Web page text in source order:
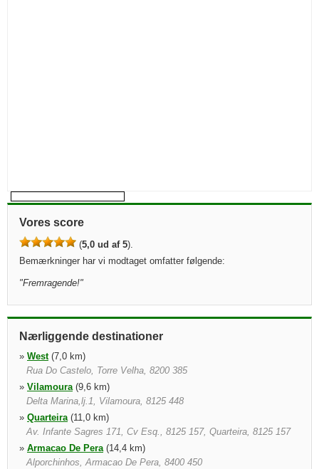
Vores score
(5,0 ud af 5).
Bemærkninger har vi modtaget omfatter følgende:
"Fremragende!"
Nærliggende destinationer
» West(7,0 km)
Rua Do Castelo, Torre Velha, 8200 385
» Vilamoura(9,6 km)
Delta Marina,lj.1, Vilamoura, 8125 448
» Quarteira(11,0 km)
Av. Infante Sagres 171, Cv Esq., 8125 157, Quarteira, 8125 157
» Armacao De Pera(14,4 km)
Alporchinhos, Armacao De Pera, 8400 450